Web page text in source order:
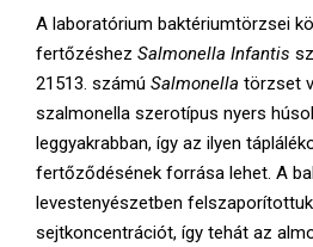
A laboratórium baktériumtörzsei
fertőzéshez Salmonella Infantis
21513. számú Salmonella törzset
szalmonella szerotípus nyers
leggyakrabban, így az ilyen
fertőződésének forrása lehet. A
levestenyészetben
sejtkoncentrációt, így tehát az